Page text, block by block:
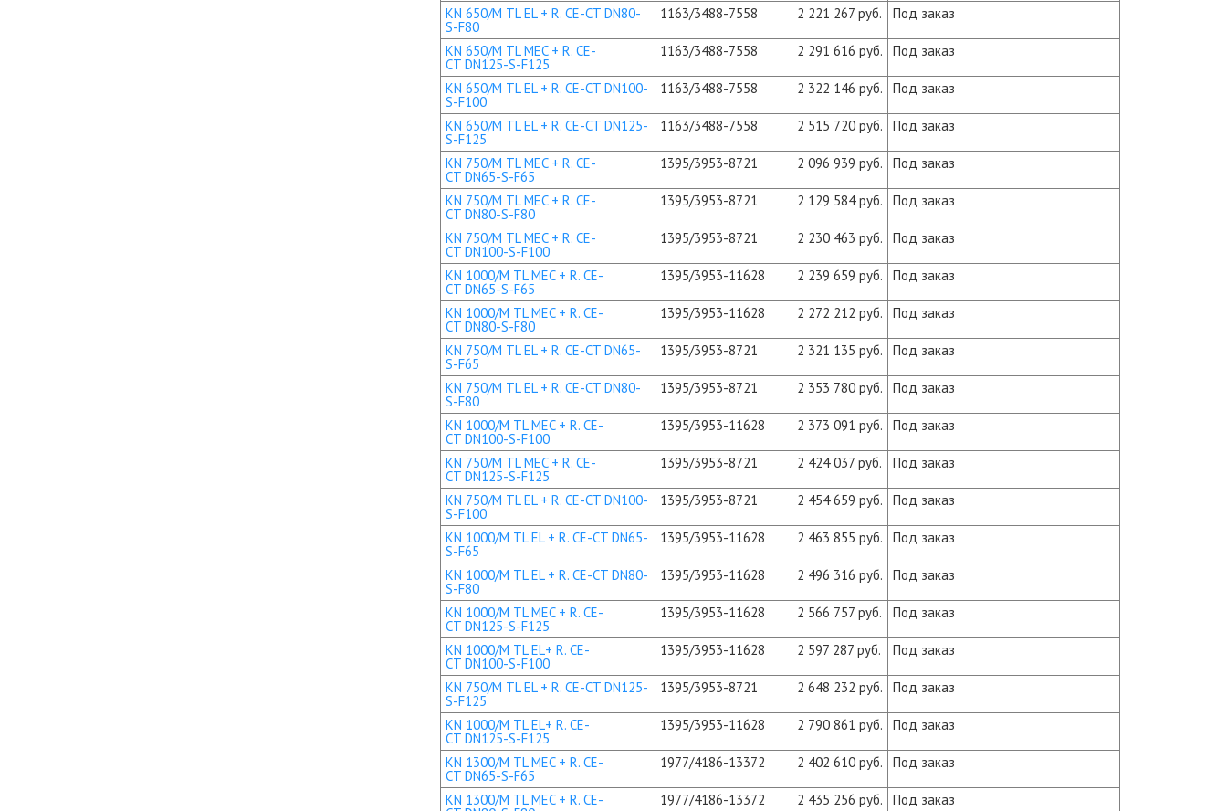
KN 650/M TL EL + R. CE-CT DN80-
S-F80
1163/3488-7558 2 221 267 руб. Под заказ
KN 650/M TL MEC + R. CE-
CT DN125-S-F125
1163/3488-7558 2 291 616 руб. Под заказ
KN 650/M TL EL + R. CE-CT DN100-
S-F100
1163/3488-7558 2 322 146 руб. Под заказ
KN 650/M TL EL + R. CE-CT DN125-
S-F125
1163/3488-7558 2 515 720 руб. Под заказ
KN 750/M TL MEC + R. CE-
CT DN65-S-F65
1395/3953-8721 2 096 939 руб. Под заказ
KN 750/M TL MEC + R. CE-
CT DN80-S-F80
1395/3953-8721 2 129 584 руб. Под заказ
KN 750/M TL MEC + R. CE-
CT DN100-S-F100
1395/3953-8721 2 230 463 руб. Под заказ
KN 1000/M TL MEC + R. CE-
CT DN65-S-F65
1395/3953-11628 2 239 659 руб. Под заказ
KN 1000/M TL MEC + R. CE-
CT DN80-S-F80
1395/3953-11628 2 272 212 руб. Под заказ
KN 750/M TL EL + R. CE-CT DN65-
S-F65
1395/3953-8721 2 321 135 руб. Под заказ
KN 750/M TL EL + R. CE-CT DN80-
S-F80
1395/3953-8721 2 353 780 руб. Под заказ
KN 1000/M TL MEC + R. CE-
CT DN100-S-F100
1395/3953-11628 2 373 091 руб. Под заказ
KN 750/M TL MEC + R. CE-
CT DN125-S-F125
1395/3953-8721 2 424 037 руб. Под заказ
KN 750/M TL EL + R. CE-CT DN100-
S-F100
1395/3953-8721 2 454 659 руб. Под заказ
KN 1000/M TL EL + R. CE-CT DN65-
S-F65
1395/3953-11628 2 463 855 руб. Под заказ
KN 1000/M TL EL + R. CE-CT DN80-
S-F80
1395/3953-11628 2 496 316 руб. Под заказ
KN 1000/M TL MEC + R. CE-
CT DN125-S-F125
1395/3953-11628 2 566 757 руб. Под заказ
KN 1000/M TL EL+ R. CE-
CT DN100-S-F100
1395/3953-11628 2 597 287 руб. Под заказ
KN 750/M TL EL + R. CE-CT DN125-
S-F125
1395/3953-8721 2 648 232 руб. Под заказ
KN 1000/M TL EL+ R. CE-
CT DN125-S-F125
1395/3953-11628 2 790 861 руб. Под заказ
KN 1300/M TL MEC + R. CE-
CT DN65-S-F65
1977/4186-13372 2 402 610 руб. Под заказ
KN 1300/M TL MEC + R. CE- 1977/4186-13372 2 435 256 руб. Под заказ